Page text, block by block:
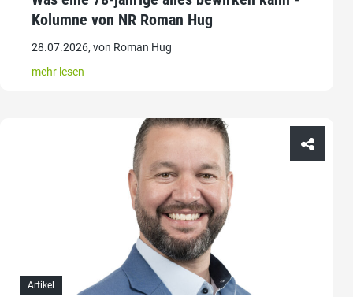
Kolumne von NR Roman Hug
28.07.2026, von Roman Hug
mehr lesen
Artikel